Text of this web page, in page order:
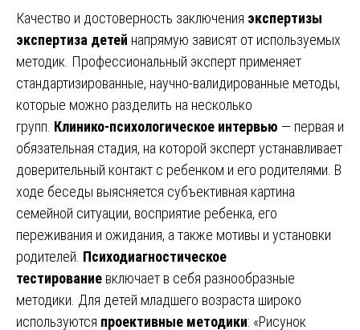
Качество и достоверность заключения экспертизы
экспертиза детей напрямую зависят от используемых
методик. Профессиональный эксперт применяет
стандартизированные, научно-валидированные методы,
которые можно разделить на несколько
групп. Клинико-психологическое интервью — первая и
обязательная стадия, на которой эксперт устанавливает
доверительный контакт с ребенком и его родителями. В
ходе беседы выясняется субъективная картина
семейной ситуации, восприятие ребенка, его
переживания и ожидания, а также мотивы и установки
родителей. Психодиагностическое
тестирование включает в себя разнообразные
методики. Для детей младшего возраста широко
используются проективные методики: «Рисунок